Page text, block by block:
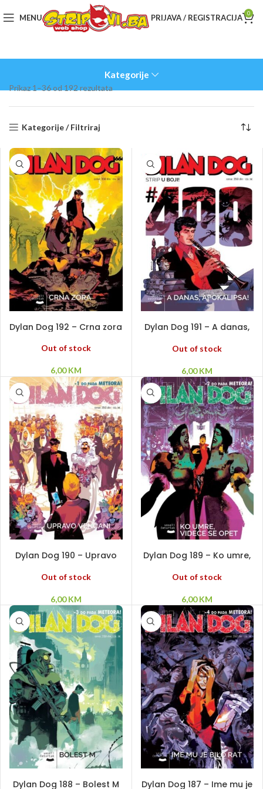
MENU PRIJAVA / REGISTRACIJA 0
Kategorije
Prikaz 1–36 od 192 rezultata
Kategorije / Filtriraj
Dylan Dog 192 – Crna zora
Out of stock
6,00KM
Dylan Dog 191 – A danas,
apokalipsa!
Out of stock
6,00KM
Dylan Dog 190 – Upravo
Out of stock
6,00KM
Dylan Dog 189 – Ko umre,
Out of stock
6,00KM
Dylan Dog 188 – Bolest M
Dylan Dog 187 – Ime mu je